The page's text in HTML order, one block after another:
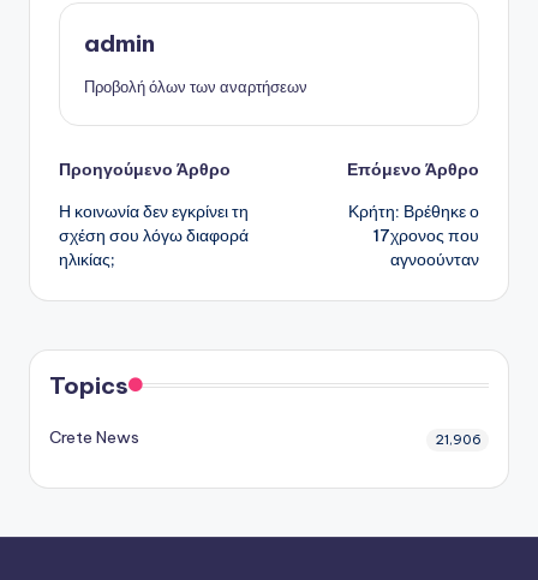
admin
Προβολή όλων των αναρτήσεων
Πλοήγηση
δημοσιεύσεων
Προηγούμενο Άρθρο
Η κοινωνία δεν εγκρίνει τη
σχέση σου λόγω διαφορά
ηλικίας;
Επόμενο Άρθρο
Κρήτη: Βρέθηκε ο
17χρονος που
αγνοούνταν
Topics
Crete News 21,906